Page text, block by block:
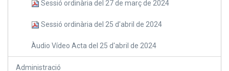
Sessió ordinària del 27 de març de 2024
Sessió ordinària del 25 d'abril de 2024
Àudio Vídeo Acta del 25 d'abril de 2024
Administració